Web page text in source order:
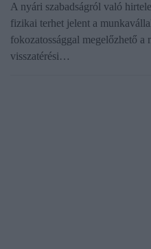
A nyári szabadságról való
fizikai terhet jelent a
fokozatossággal megelőzhető a
visszatérési…